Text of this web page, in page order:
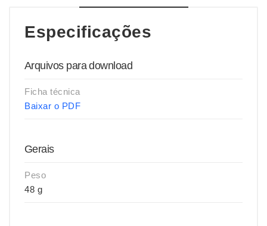
Especificações
Arquivos para download
Ficha técnica
Baixar o PDF
Gerais
Peso
48 g